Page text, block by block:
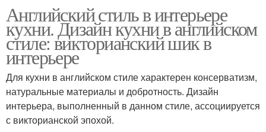
Английский стиль в интерьере
кухни. Дизайн кухни в английском
стиле: викторианский шик в
интерьере
Для кухни в английском стиле характерен консерватизм,
натуральные материалы и добротность. Дизайн
интерьера, выполненный в данном стиле, ассоциируется
с викторианской эпохой.